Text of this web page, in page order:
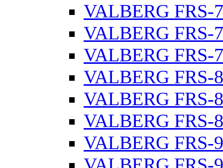
VALBERG FRS-
VALBERG FRS-
VALBERG FRS-
VALBERG FRS-
VALBERG FRS-
VALBERG FRS-
VALBERG FRS-